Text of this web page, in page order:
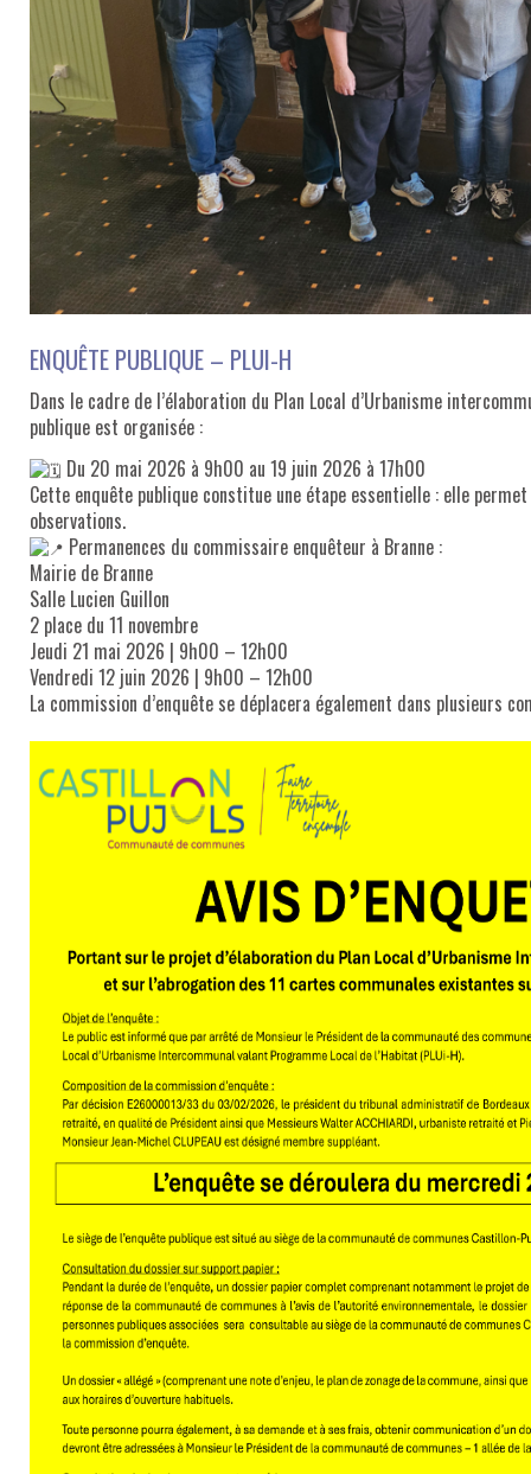
ENQUÊTE PUBLIQUE – PLUI-H
Dans le cadre de l’élaboration du Plan Local d’Urbanisme
publique est organisée :
Du 20 mai 2026 à 9h00 au 19 juin 2026 à 17h00
Cette enquête publique constitue une étape essentielle : elle
observations.
Permanences du commissaire enquêteur à Branne :
Mairie de Branne
Salle Lucien Guillon
2 place du 11 novembre
Jeudi 21 mai 2026 | 9h00 – 12h00
Vendredi 12 juin 2026 | 9h00 – 12h00
La commission d’enquête se déplacera également dans plusieurs